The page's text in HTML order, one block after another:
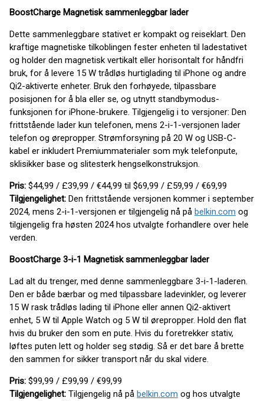
BoostCharge Magnetisk sammenleggbar lader
Dette sammenleggbare stativet er kompakt og reiseklart. Den
kraftige magnetiske tilkoblingen fester enheten til ladestativet
og holder den magnetisk vertikalt eller horisontalt for håndfri
bruk, for å levere 15 W trådløs hurtiglading til iPhone og andre
Qi2-aktiverte enheter. Bruk den forhøyede, tilpassbare
posisjonen for å bla eller se, og utnytt standbymodus-
funksjonen for iPhone-brukere. Tilgjengelig i to versjoner: Den
frittstående lader kun telefonen, mens 2-i-1-versjonen lader
telefon og ørepropper. Strømforsyning på 20 W og USB-C-
kabel er inkludert Premiummaterialer som myk telefonpute,
sklisikker base og slitesterk hengselkonstruksjon.
Pris: $44,99 / £39,99 / €44,99 til $69,99 / £59,99 / €69,99
Tilgjengelighet: Den frittstående versjonen kommer i september
2024, mens 2-i-1-versjonen er tilgjengelig nå på belkin.com og
tilgjengelig fra høsten 2024 hos utvalgte forhandlere over hele
verden.
BoostCharge 3-i-1 Magnetisk sammenleggbar lader
Lad alt du trenger, med denne sammenleggbare 3-i-1-laderen.
Den er både bærbar og med tilpassbare ladevinkler, og leverer
15 W rask trådløs lading til iPhone eller annen Qi2-aktivert
enhet, 5 W til Apple Watch og 5 W til ørepropper. Hold den flat
hvis du bruker den som en pute. Hvis du foretrekker stativ,
løftes puten lett og holder seg stødig. Så er det bare å brette
den sammen for sikker transport når du skal videre.
Pris: $99,99 / £99,99 / €99,99
Tilgjengelighet: Tilgjengelig nå på belkin.com og hos utvalgte